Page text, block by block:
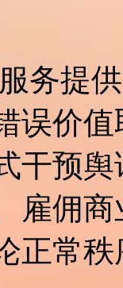
务提
误价
干预
雇佣
正常